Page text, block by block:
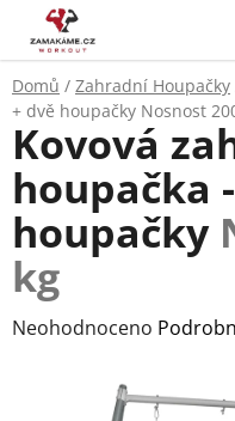
Přejít
obsah
Domů / Zahradní Houpačky
+ dvě houpačky Nosnost
Kovová
houpačka
houpačky
kg
Průměrné
Neohodnoceno